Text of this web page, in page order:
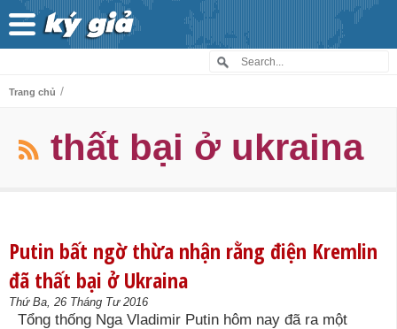
Trang chủ /
thất bại ở ukraina
Putin bất ngờ thừa nhận rằng điện Kremlin
đã thất bại ở Ukraina
Thứ Ba, 26 Tháng Tư 2016
Tổng thống Nga Vladimir Putin hôm nay đã ra một